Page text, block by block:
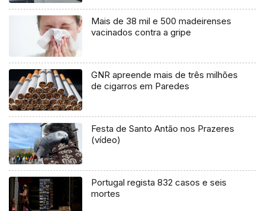
Mais de 38 mil e 500 madeirenses
vacinados contra a gripe
GNR apreende mais de três milhões
de cigarros em Paredes
Festa de Santo Antão nos Prazeres
(vídeo)
Portugal regista 832 casos e seis
mortes